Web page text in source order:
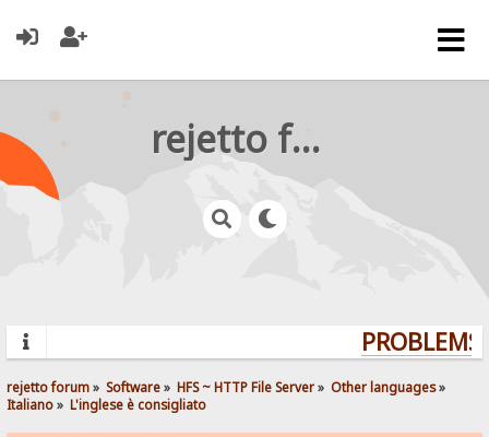
rejetto forum
rejetto forum» Software» HFS ~ HTTP File Server» Other languages»
Italiano» L'inglese è consigliato